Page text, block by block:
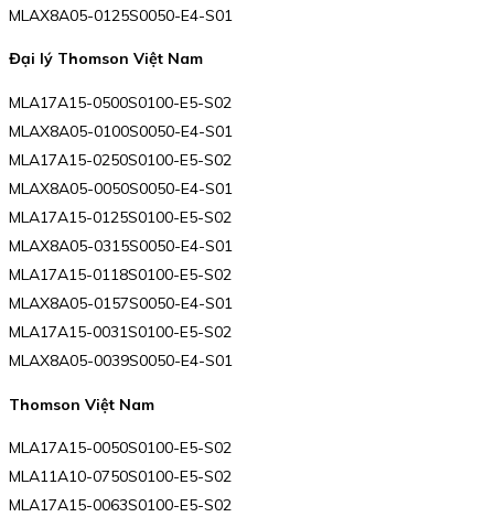
MLAX8A05-0125S0050-E4-S01
Đại lý Thomson Việt Nam
MLA17A15-0500S0100-E5-S02
MLAX8A05-0100S0050-E4-S01
MLA17A15-0250S0100-E5-S02
MLAX8A05-0050S0050-E4-S01
MLA17A15-0125S0100-E5-S02
MLAX8A05-0315S0050-E4-S01
MLA17A15-0118S0100-E5-S02
MLAX8A05-0157S0050-E4-S01
MLA17A15-0031S0100-E5-S02
MLAX8A05-0039S0050-E4-S01
Thomson Việt Nam
MLA17A15-0050S0100-E5-S02
MLA11A10-0750S0100-E5-S02
MLA17A15-0063S0100-E5-S02